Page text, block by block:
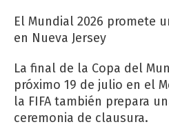
El Mundial 2026 promete
en Nueva Jersey
La final de la Copa del
próximo 19 de julio en el
la FIFA también prepara
ceremonia de clausura.